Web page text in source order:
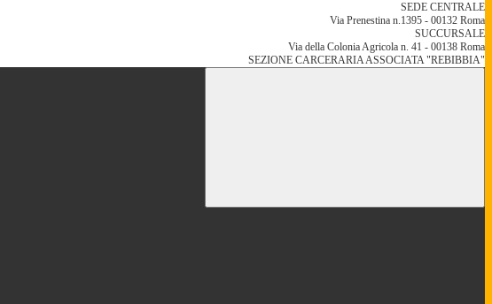
SEDE CENTRALE
Via Prenestina n.1395 - 00132 Roma
SUCCURSALE
Via della Colonia Agricola n. 41 - 00138 Roma
SEZIONE CARCERARIA ASSOCIATA "REBIBBIA"